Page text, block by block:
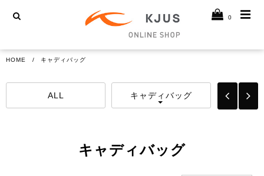
0
HOME キャディバッグ
ALL キャディバッグ ゴル
キャディバッグ